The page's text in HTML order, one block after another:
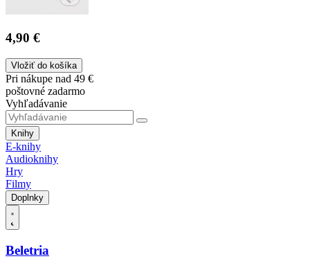
4,90 €
Vložiť do košíka
Pri nákupe nad 49 €
poštovné zadarmo
Vyhľadávanie
Knihy
E-knihy
Audioknihy
Hry
Filmy
Doplnky
Beletria